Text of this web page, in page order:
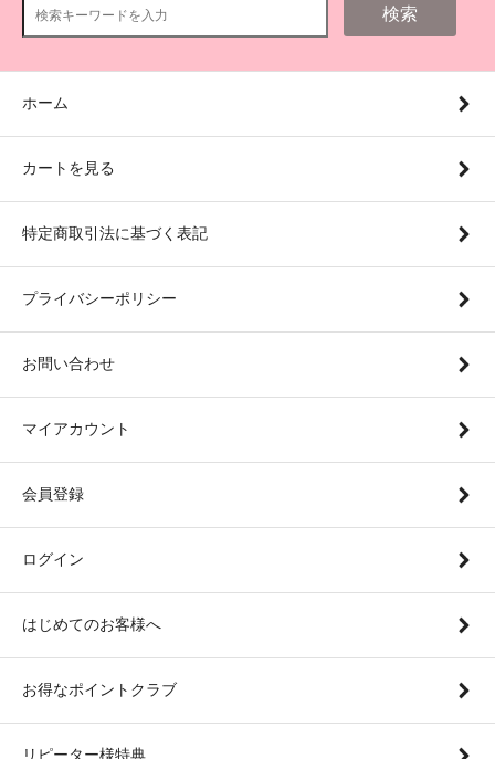
検索
ホーム
カートを見る
特定商取引法に基づく表記
プライバシーポリシー
お問い合わせ
マイアカウント
会員登録
ログイン
はじめてのお客様へ
お得なポイントクラブ
リピーター様特典